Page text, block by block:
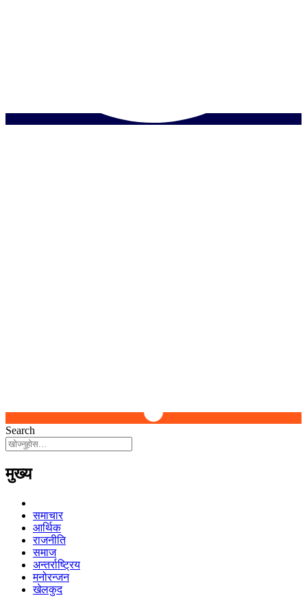
Search
मुख्य
समाचार
आर्थिक
राजनीति
समाज
अन्तर्राष्ट्रिय
मनोरन्जन
खेलकुद